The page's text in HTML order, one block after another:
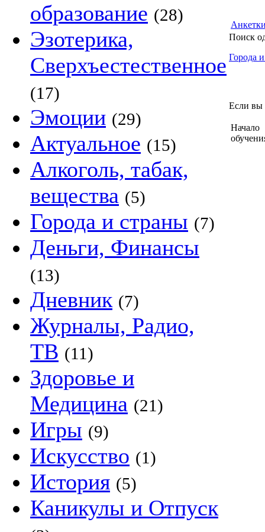
образование (28)
Эзотерика,
Сверхъестественное
(17)
Эмоции (29)
Актуальное (15)
Алкоголь, табак,
вещества (5)
Города и страны (7)
Деньги, Финансы
(13)
Дневник (7)
Журналы, Радио,
ТВ (11)
Здоровье и
Медицина (21)
Игры (9)
Искусство (1)
История (5)
Каникулы и Отпуск
Поиск
Города
Если вы
Начало